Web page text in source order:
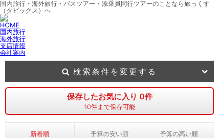
国内旅行・海外旅行・バスツアー・添乗員同行ツアーのことなら旅っくす
（タビックス）へ
HOME
国内旅行
海外旅行
支店情報
会社案内
保存したお気に入り 0件
10件まで保存可能
新着順 予算の安い順 予算の高い順
検索条件を変更する